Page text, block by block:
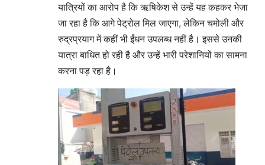
यात्रियों का आरोप है कि ऋषिकेश से उन्हें यह कहकर भेजा
जा रहा है कि आगे पेट्रोल मिल जाएगा, लेकिन चमोली और
रुद्रप्रयाग में कहीं भी ईंधन उपलब्ध नहीं है। इससे उनकी
यात्रा बाधित हो रही है और उन्हें भारी परेशानियों का सामना
करना पड़ रहा है।